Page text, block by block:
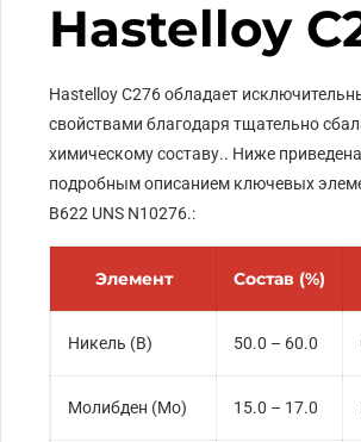
Hastelloy
Hastelloy C276 обладает
свойствами благодаря тщательно
химическому составу.. Ниже
подробным описанием ключевых
B622 UNS N10276.:
Элемент Состав (%)
Никель (В) 50.0 – 60.0
Молибден (Мо) 15.0 – 17.0